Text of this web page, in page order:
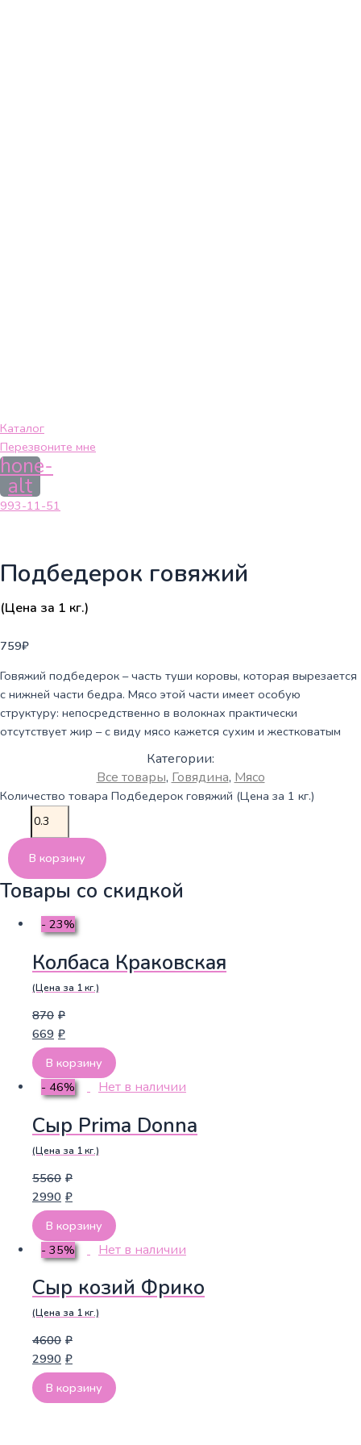
Каталог
Перезвоните мне
alt
993-11-51
Подбедерок говяжий
(Цена за 1 кг.)
759₽
Говяжий подбедерок – часть туши коровы, которая вырезается
с нижней части бедра. Мясо этой части имеет особую
структуру: непосредственно в волокнах практически
отсутствует жир – с виду мясо кажется сухим и жестковатым
Категории:
Все товары, Говядина, Мясо
Количество товара Подбедерок говяжий (Цена за 1 кг.)
В корзину
Товары со скидкой
- 23%
Колбаса Краковская
(Цена за 1 кг.)
870 ₽
669 ₽
В корзину
- 46%
Нет в наличии
Сыр Prima Donna
(Цена за 1 кг.)
5560 ₽
2990 ₽
В корзину
- 35%
Нет в наличии
Сыр козий Фрико
(Цена за 1 кг.)
4600 ₽
2990 ₽
В корзину